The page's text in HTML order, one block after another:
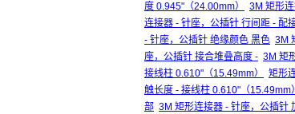
度 0.945"（24.00mm）
3M 矩形
连接器 - 针座，公插针 行间距 - 配
- 针座，公插针 绝缘颜色 黑色 3M
座，公插针 接合堆叠高度 - 3M 矩
接线柱 0.610"（15.49mm）
矩形
触长度 - 接线柱 0.610"（15.49mm）
部 3M 矩形连接器 - 针座，公插针